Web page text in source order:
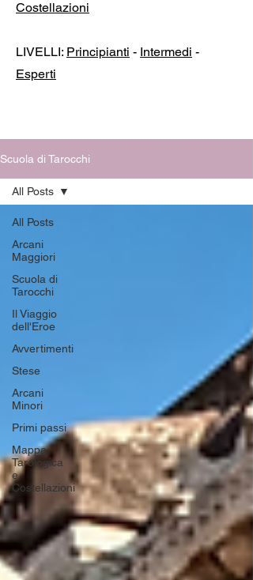
Costellazioni
LIVELLI: Principianti - Intermedi -
Esperti
Scuola di Tarocchi
All Posts
Arcani
Maggiori
Scuola di
Tarocchi
Il Viaggio
dell'Eroe
Avvertimenti
Stese
Arcani
Minori
Primi passi
Mappa
Tarologica
e
Costellazioni
All Posts